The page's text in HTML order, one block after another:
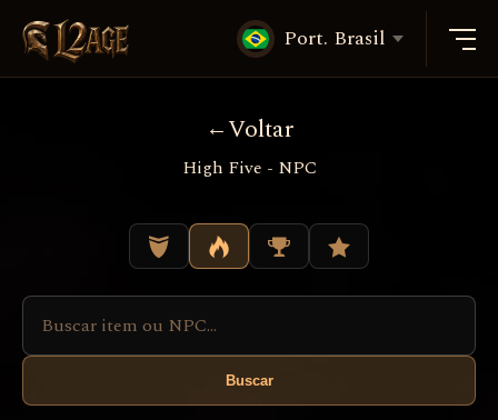
Port. Brasil
Voltar
High Five - NPC
Buscar